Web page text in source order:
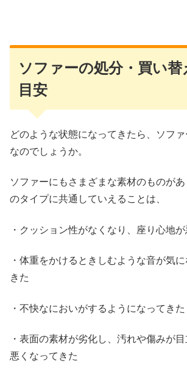
ソファーの処分・買い替
目安
どのような状態になってきたら、ソフ
なのでしょうか。
ソファーにもさまざまな素材のものが
のタイプに共通していえることは、
・クッション性がなくなり、座り心地
・体重をかけるときしむような音が気
きた
・不快なにおいがするようになってきた
・表面の素材が劣化し、汚れや傷みが
悪くなってきた